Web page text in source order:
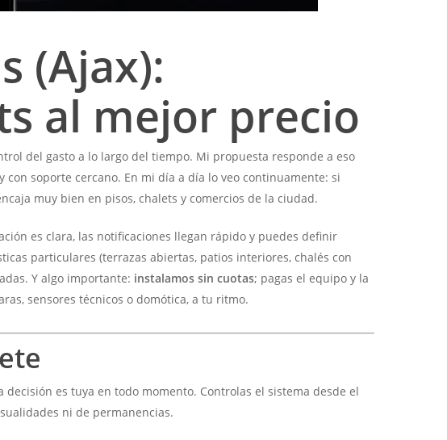
(Ajax):
al mejor precio
del gasto a lo largo del tiempo. Mi propuesta responde a eso
soporte cercano. En mi día a día lo veo continuamente: si
muy bien en pisos, chalets y comercios de la ciudad.
es clara, las notificaciones llegan rápido y puedes definir
particulares (terrazas abiertas, patios interiores, chalés con
Y algo importante: instalamos sin cuotas; pagas el equipo y la
sensores técnicos o domótica, a tu ritmo.
decisión es tuya en todo momento. Controlas el sistema desde el
ni de permanencias.